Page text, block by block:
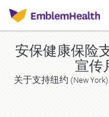
安保健康保险
宣传
关于支持纽约 (New York)